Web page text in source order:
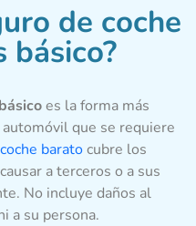
de coche
básico?
es la forma más
que se requiere
baratocubre los
a terceros o a sus
No incluye daños al
a su persona.